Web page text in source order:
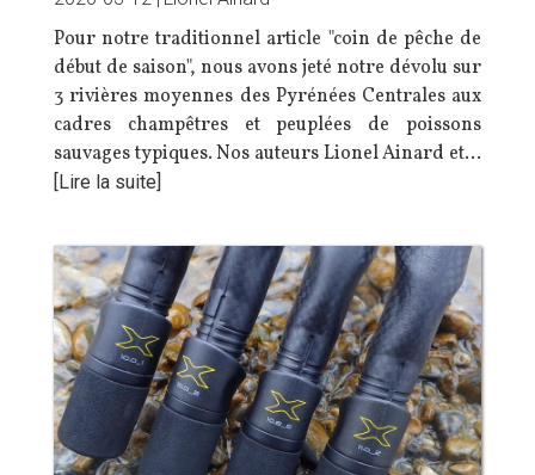
Pour notre traditionnel article "coin de pêche de
début de saison", nous avons jeté notre dévolu sur
3 rivières moyennes des Pyrénées Centrales aux
cadres champêtres et peuplées de poissons
sauvages typiques. Nos auteurs Lionel Ainard et…
[Lire la suite]